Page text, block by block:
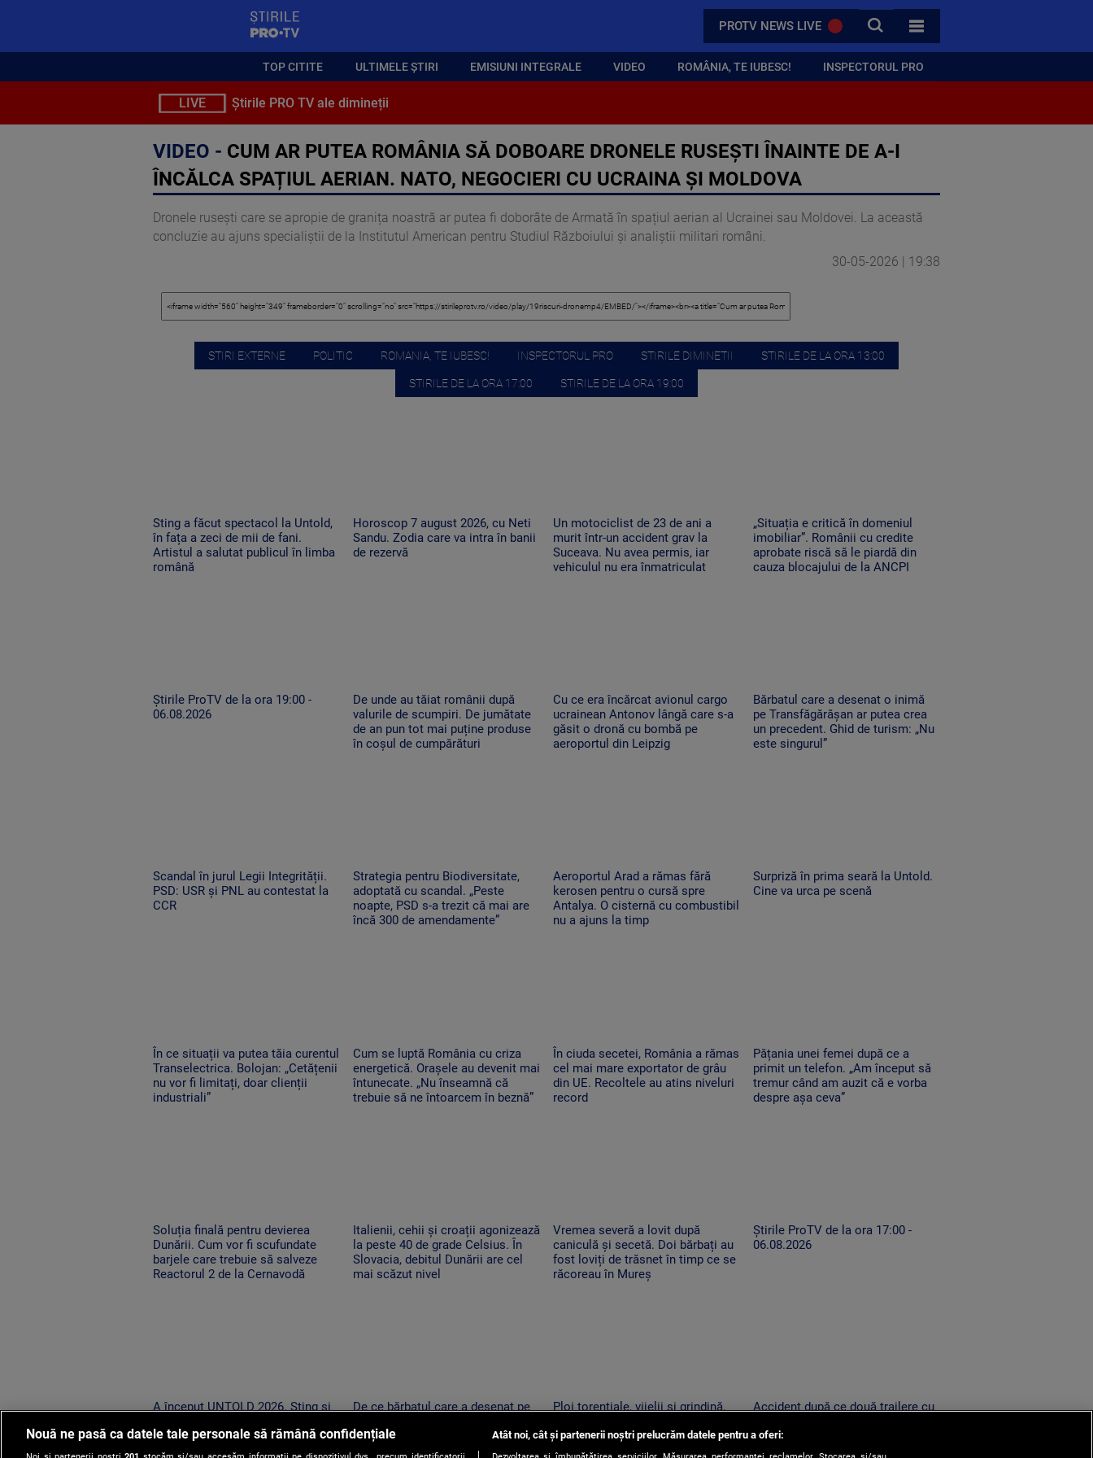
PROTV NEWS LIVE CAUTA
TOATE CATEGORIILE
TOP CITITE ULTIMELE ȘTIRI EMISIUNI INTEGRALE VIDEO ROMÂNIA, TE IUBESC! INSPECTORUL PRO
LIVE Știrile PRO TV ale dimineții
VIDEO - CUM AR PUTEA ROMÂNIA SĂ DOBOARE DRONELE RUSEȘTI ÎNAINTE DE A-I
ÎNCĂLCA SPAȚIUL AERIAN. NATO, NEGOCIERI CU UCRAINA ȘI MOLDOVA
Dronele rusești care se apropie de granița noastră ar putea fi doborâte de Armată în spațiul aerian al Ucrainei sau Moldovei. La această
concluzie au ajuns specialiștii de la Institutul American pentru Studiul Războiului și analiștii militari români.
30-05-2026 | 19:38
STIRI EXTERNE POLITIC ROMANIA, TE IUBESC! INSPECTORUL PRO STIRILE DIMINETII STIRILE DE LA ORA 13:00
STIRILE DE LA ORA 17:00 STIRILE DE LA ORA 19:00
Sting a făcut spectacol la Untold,
în fața a zeci de mii de fani.
Artistul a salutat publicul în limba
română
Horoscop 7 august 2026, cu Neti
Sandu. Zodia care va intra în banii
de rezervă
Un motociclist de 23 de ani a
murit într-un accident grav la
Suceava. Nu avea permis, iar
vehiculul nu era înmatriculat
„Situația e critică în domeniul
imobiliar”. Românii cu credite
aprobate riscă să le piardă din
cauza blocajului de la ANCPI
Știrile ProTV de la ora 19:00 -
06.08.2026
De unde au tăiat românii după
valurile de scumpiri. De jumătate
de an pun tot mai puține produse
în coșul de cumpărături
Cu ce era încărcat avionul cargo
ucrainean Antonov lângă care s-a
găsit o dronă cu bombă pe
aeroportul din Leipzig
Bărbatul care a desenat o inimă
pe Transfăgărășan ar putea crea
un precedent. Ghid de turism: „Nu
este singurul”
Scandal în jurul Legii Integrității.
PSD: USR și PNL au contestat la
CCR
Strategia pentru Biodiversitate,
adoptată cu scandal. „Peste
noapte, PSD s-a trezit că mai are
încă 300 de amendamente”
Aeroportul Arad a rămas fără
kerosen pentru o cursă spre
Antalya. O cisternă cu combustibil
nu a ajuns la timp
Surpriză în prima seară la Untold.
Cine va urca pe scenă
În ce situații va putea tăia curentul
Transelectrica. Bolojan: „Cetățenii
nu vor fi limitați, doar clienții
industriali”
Cum se luptă România cu criza
energetică. Orașele au devenit mai
întunecate. „Nu înseamnă că
trebuie să ne întoarcem în beznă”
În ciuda secetei, România a rămas
cel mai mare exportator de grâu
din UE. Recoltele au atins niveluri
record
Pățania unei femei după ce a
primit un telefon. „Am început să
tremur când am auzit că e vorba
despre așa ceva”
Soluția finală pentru devierea
Dunării. Cum vor fi scufundate
barjele care trebuie să salveze
Reactorul 2 de la Cernavodă
Italienii, cehii și croații agonizează
la peste 40 de grade Celsius. În
Slovacia, debitul Dunării are cel
mai scăzut nivel
Vremea severă a lovit după
caniculă și secetă. Doi bărbați au
fost loviți de trăsnet în timp ce se
răcoreau în Mureș
Știrile ProTV de la ora 17:00 -
06.08.2026
A început UNTOLD 2026. Sting și
nouă scene din Cluj-Napoca
De ce bărbatul care a desenat pe
putea fi primul amendat în Argeș
pentru acest lucru
Ploi torențiale, vijelii și grindină,
care se schimbă vremea
Accident după ce două trailere cu
Un TIR condus de un șofer neatent
le-a lovit
Nouă ne pasă ca datele tale personale să rămână confidențiale Atât noi, cât și partenerii noștri prelucrăm datele pentru a oferi: